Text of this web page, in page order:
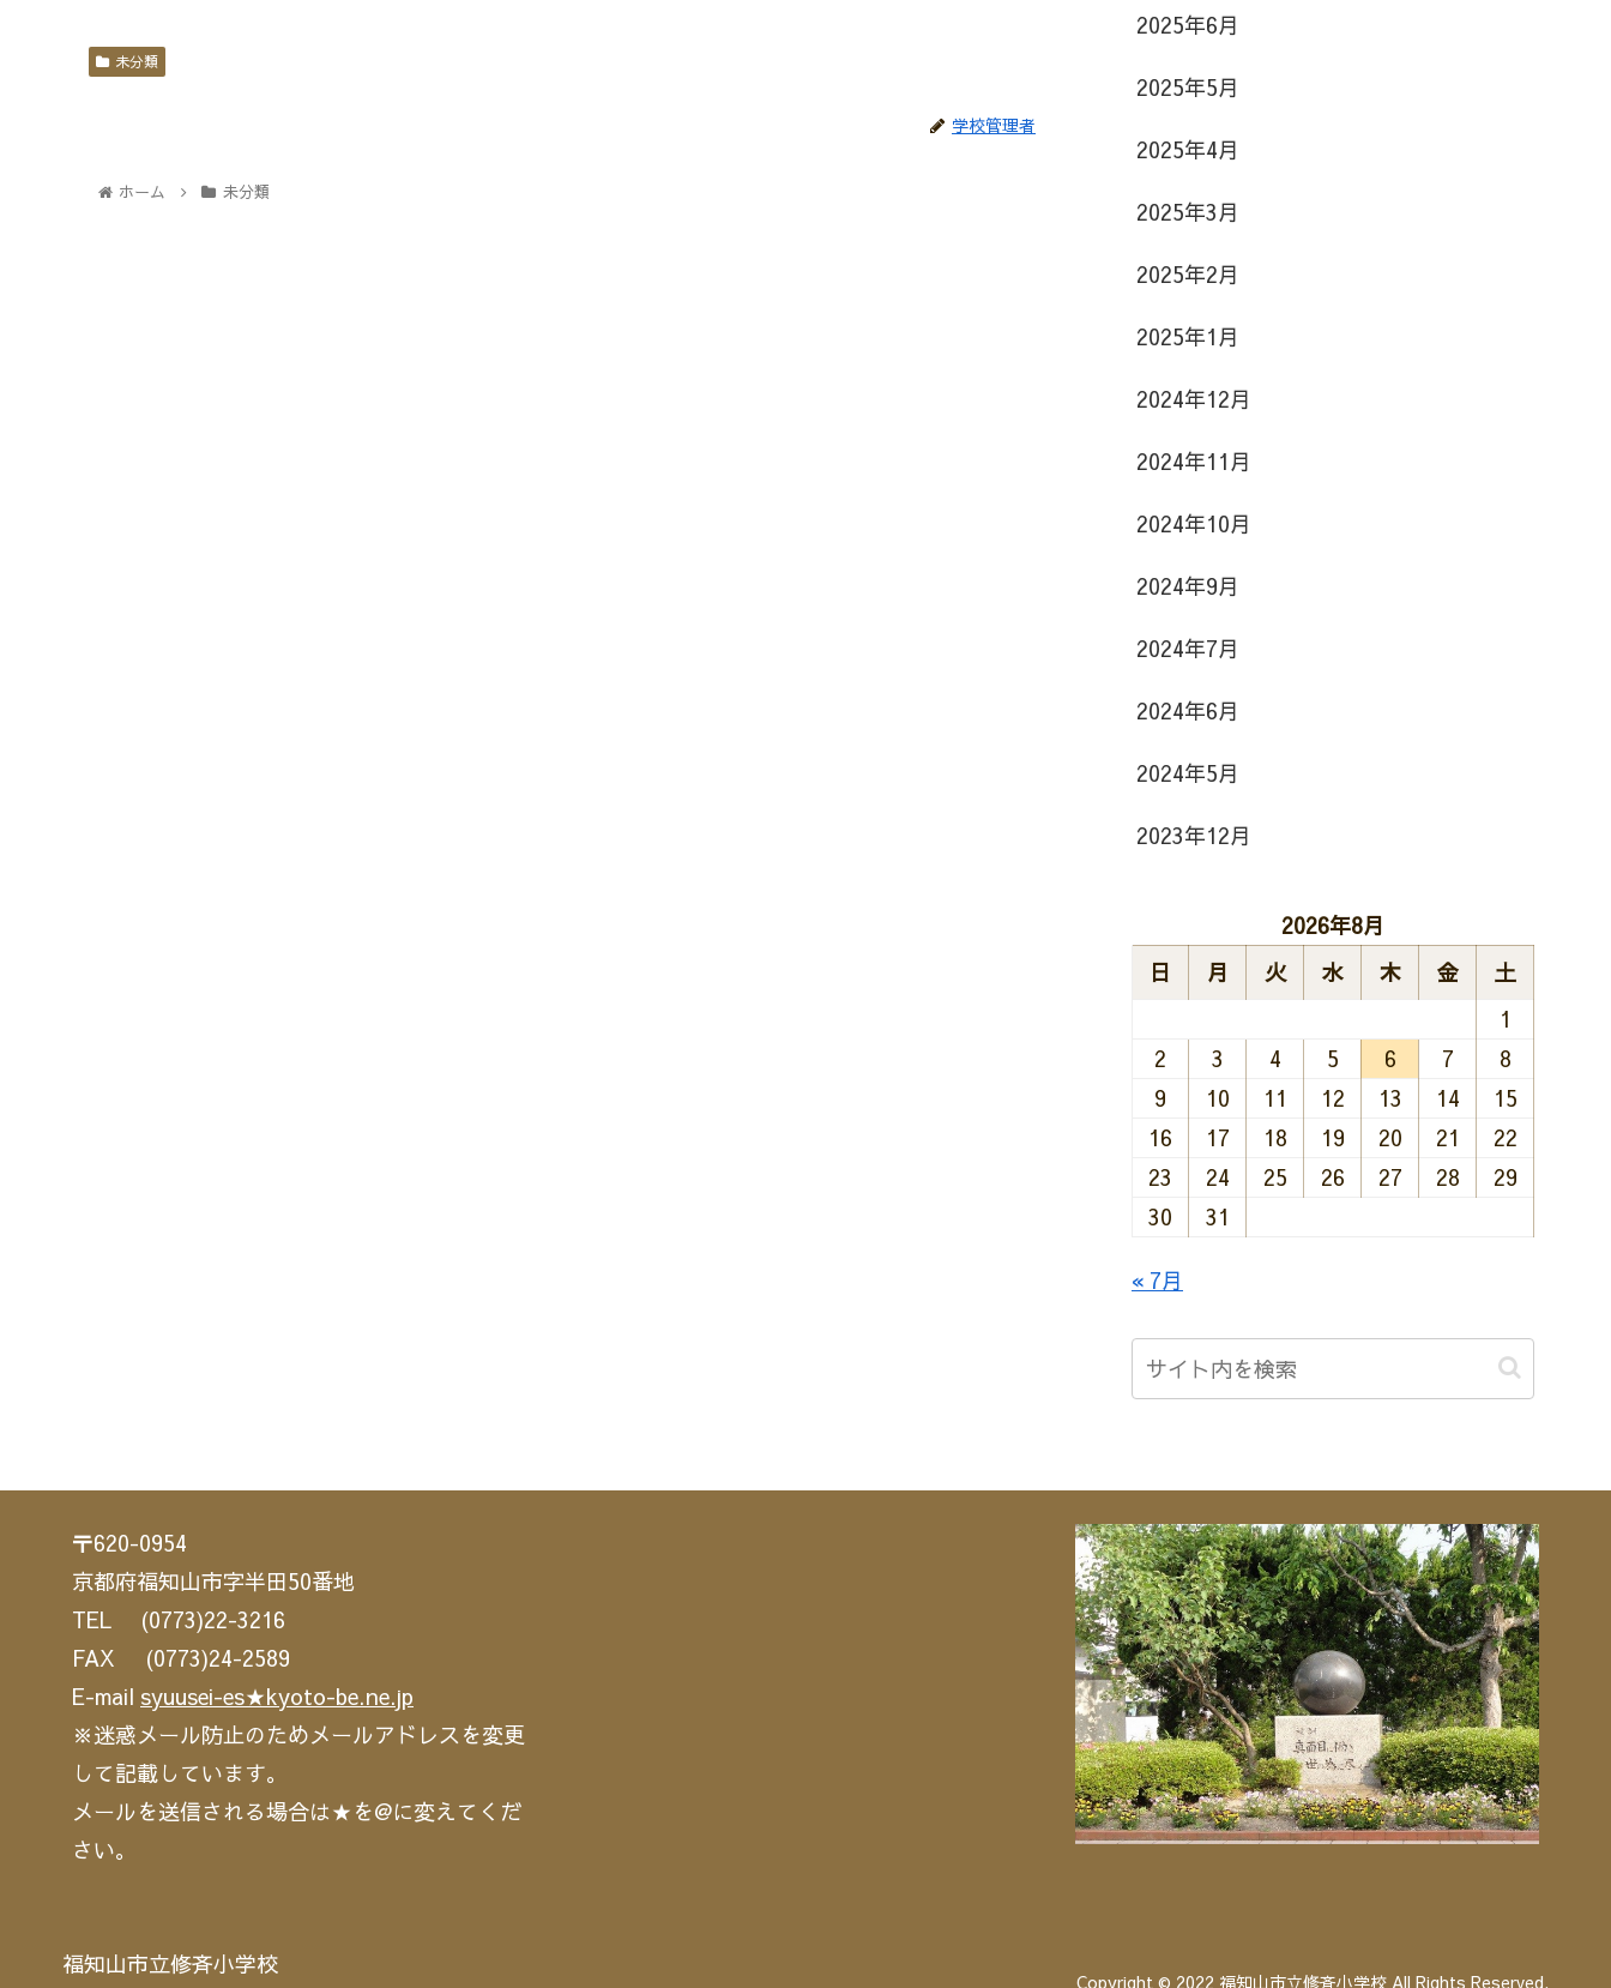
未分類
学校管理者
ホーム 未分類
2025年6月
2025年5月
2025年4月
2025年3月
2025年2月
2025年1月
2024年12月
2024年11月
2024年10月
2024年9月
2024年7月
2024年6月
2024年5月
2023年12月
2026年8月
日
月 火 水 木 金
土
1
2
3 4 5 6 7
8
9
10 11 12 13 14
15
16
17 18 19 20 21
22
23
24 25 26 27 28
29
30
31
« 7月
〒620-0954
京都府福知山市字半田50番地
TEL (0773)22-3216
FAX (0773)24-2589
E-mail syuusei-es★kyoto-be.ne.jp
※迷惑メール防止のためメールアドレスを変更
して記載しています。
メールを送信される場合は★を@に変えてくだ
さい。
福知山市立修斉小学校
Copyright © 2022 福知山市立修斉小学校 All Rights Reserved.